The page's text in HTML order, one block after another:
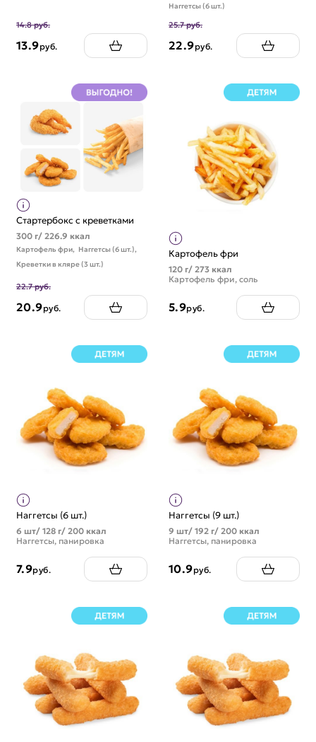
14.8 руб.
13.9руб.
Наггетсы (6 шт.)
25.7 руб.
22.9руб.
Стартербокс с креветками
300 г/ 226.9 ккал
Картофель фри, Наггетсы (6 шт.),
Креветки в кляре (3 шт.)
22.7 руб.
20.9руб.
Картофель фри
120 г/ 273 ккал
Картофель фри, соль
5.9руб.
Наггетсы (6 шт.)
6 шт/ 128 г/ 200 ккал
Наггетсы, панировка
7.9руб.
Наггетсы (9 шт.)
9 шт/ 192 г/ 200 ккал
Наггетсы, панировка
10.9руб.